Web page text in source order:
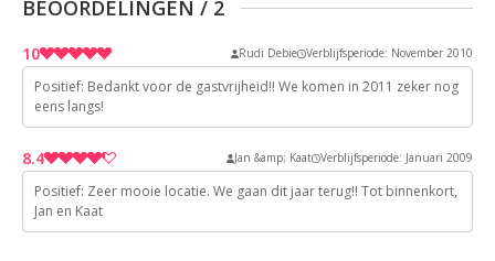
BEOORDELINGEN / 2
10
10
10
10
Rudi Debie Verblijfsperiode: November 2010
Positief: Bedankt voor de gastvrijheid!! We komen in 2011 zeker nog
eens langs!
8.4
7
Jan &amp; Kaat Verblijfsperiode: Januari 2009
Positief: Zeer mooie locatie. We gaan dit jaar terug!! Tot binnenkort,
Jan en Kaat